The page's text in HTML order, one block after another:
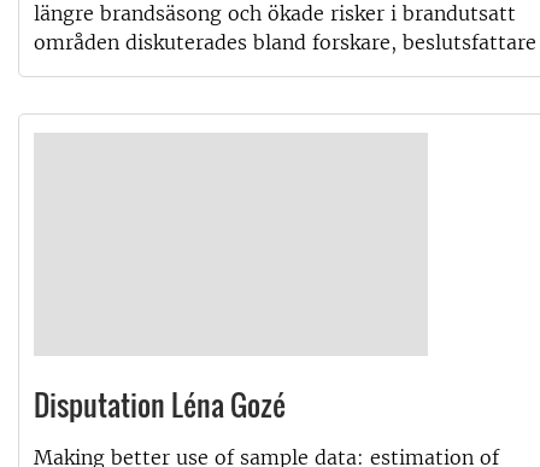
längre brandsäsong och ökade risker i brandutsatt
områden diskuterades bland forskare, beslutsfattare
Disputation Léna Gozé
Making better use of sample data: estimation of